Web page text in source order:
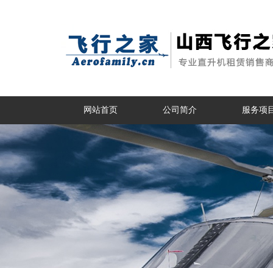
网站首页 公司简介 服务项